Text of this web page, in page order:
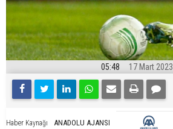
05:48 17 Mart 2023
Haber Kaynağı ANADOLU AJANSI